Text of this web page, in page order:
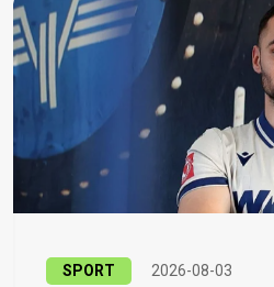
SPORT 2026-08-03